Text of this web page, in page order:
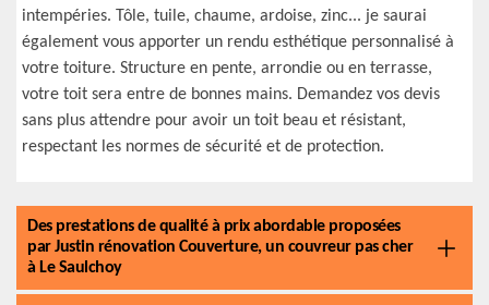
intempéries. Tôle, tuile, chaume, ardoise, zinc... je saurai
également vous apporter un rendu esthétique personnalisé à
votre toiture. Structure en pente, arrondie ou en terrasse,
votre toit sera entre de bonnes mains. Demandez vos devis
sans plus attendre pour avoir un toit beau et résistant,
respectant les normes de sécurité et de protection.
Des prestations de qualité à prix abordable proposées
par Justin rénovation Couverture, un couvreur pas cher
à Le Saulchoy